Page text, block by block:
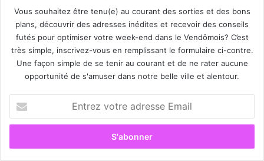
Vous souhaitez être tenu(e) au courant des sorties et des bons
plans, découvrir des adresses inédites et recevoir des conseils
futés pour optimiser votre week-end dans le Vendômois? C’est
très simple, inscrivez-vous en remplissant le formulaire ci-contre.
Une façon simple de se tenir au courant et de ne rater aucune
opportunité de s'amuser dans notre belle ville et alentour.
t
e